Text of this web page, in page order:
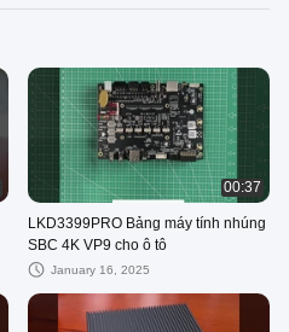
00:37
LKD3399PRO Bảng máy tính nhúng
SBC 4K VP9 cho ô tô
January 16, 2025